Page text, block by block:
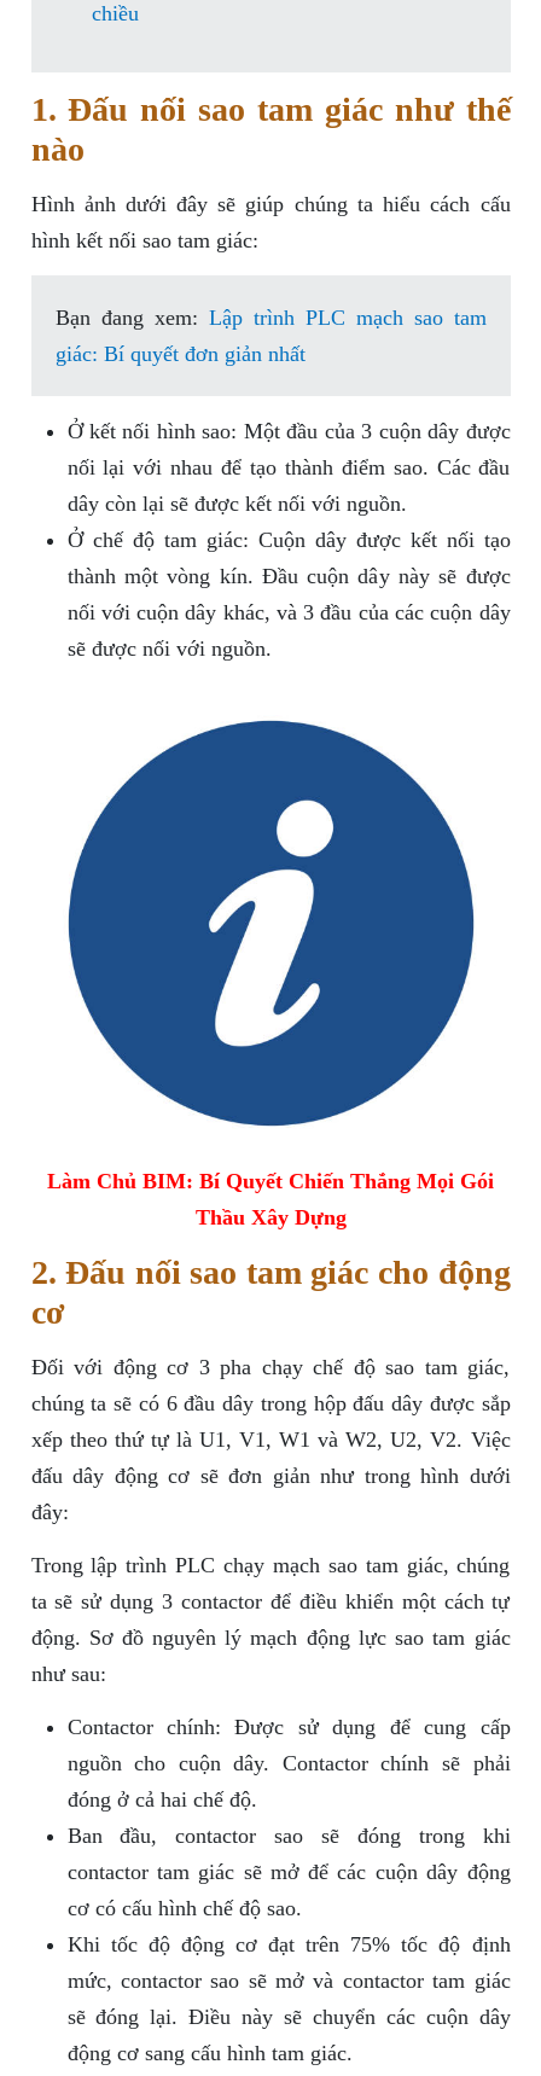
chiều
1. Đấu nối sao tam giác như thế
nào
Hình ảnh dưới đây sẽ giúp chúng ta hiểu cách cấu
hình kết nối sao tam giác:
Bạn đang xem: Lập trình PLC mạch sao tam
giác: Bí quyết đơn giản nhất
Ở kết nối hình sao: Một đầu của 3 cuộn dây được
nối lại với nhau để tạo thành điểm sao. Các đầu
dây còn lại sẽ được kết nối với nguồn.
Ở chế độ tam giác: Cuộn dây được kết nối tạo
thành một vòng kín. Đầu cuộn dây này sẽ được
nối với cuộn dây khác, và 3 đầu của các cuộn dây
sẽ được nối với nguồn.
Làm Chủ BIM: Bí Quyết Chiến Thắng Mọi Gói
Thầu Xây Dựng
2. Đấu nối sao tam giác cho động
cơ
Đối với động cơ 3 pha chạy chế độ sao tam giác,
chúng ta sẽ có 6 đầu dây trong hộp đấu dây được sắp
xếp theo thứ tự là U1, V1, W1 và W2, U2, V2. Việc
đấu dây động cơ sẽ đơn giản như trong hình dưới
đây:
Trong lập trình PLC chạy mạch sao tam giác, chúng
ta sẽ sử dụng 3 contactor để điều khiển một cách tự
động. Sơ đồ nguyên lý mạch động lực sao tam giác
như sau:
Contactor chính: Được sử dụng để cung cấp
nguồn cho cuộn dây. Contactor chính sẽ phải
đóng ở cả hai chế độ.
Ban đầu, contactor sao sẽ đóng trong khi
contactor tam giác sẽ mở để các cuộn dây động
cơ có cấu hình chế độ sao.
Khi tốc độ động cơ đạt trên 75% tốc độ định
mức, contactor sao sẽ mở và contactor tam giác
sẽ đóng lại. Điều này sẽ chuyển các cuộn dây
động cơ sang cấu hình tam giác.